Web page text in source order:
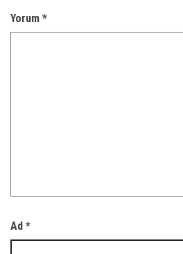
Yorum *
Ad *